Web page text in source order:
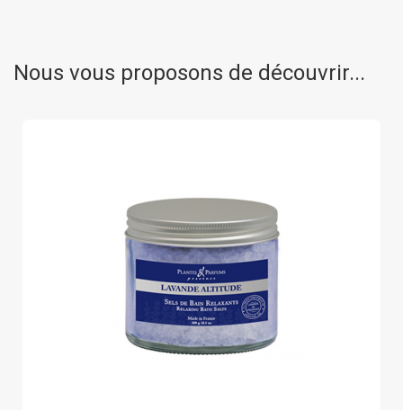
Nous vous proposons de découvrir...